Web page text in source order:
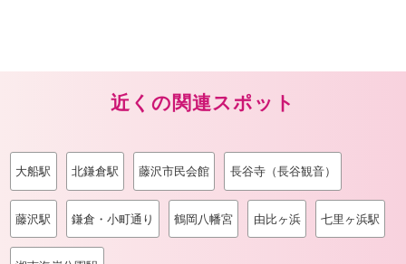
近くの関連スポット
大船駅 北鎌倉駅 藤沢市民会館 長谷寺（長谷観音）
藤沢駅 鎌倉・小町通り 鶴岡八幡宮 由比ヶ浜 七里ヶ浜駅